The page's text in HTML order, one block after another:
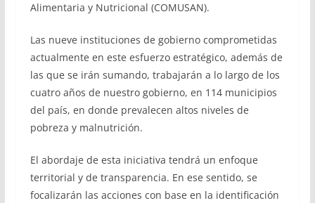
Alimentaria y Nutricional (COMUSAN).
Las nueve instituciones de gobierno comprometidas
actualmente en este esfuerzo estratégico, además de
las que se irán sumando, trabajarán a lo largo de los
cuatro años de nuestro gobierno, en 114 municipios
del país, en donde prevalecen altos niveles de
pobreza y malnutrición.
El abordaje de esta iniciativa tendrá un enfoque
territorial y de transparencia. En ese sentido, se
focalizarán las acciones con base en la identificación